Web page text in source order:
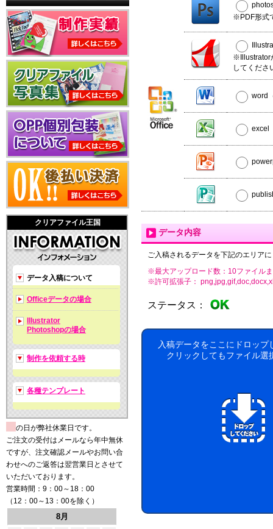
クリアファイル王国
データ入稿について
Officeデータの場合
Illustrator
Photoshopの場合
制作を依頼する時
各種テンプレート
の日が弊社休業日です。
ご注文の受付はメールなら年中無休
ですが、注文確認メールやお問い合
わせへのご返答は翌営業日とさせて
いただいております。
営業時間：9：00～18：00
（12：00～13：00を除く）
8月
※PDF形式
※Illustrator
してくださ
word
excel
データ内容
ご入稿されるデータを下記のエリア
※最大アップロード数：10ファイル
※許可拡張子：
ステータス：
入稿データをここにドロップ
クリックしてもファイル選